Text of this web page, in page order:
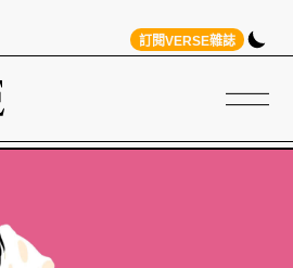
訂閱VERSE雜誌